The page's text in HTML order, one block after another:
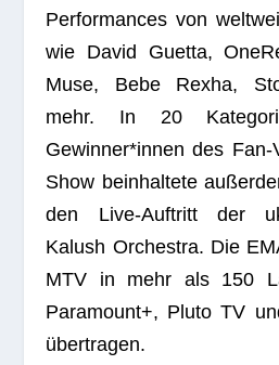
Per­for­man­ces von
wie David Guetta,
Muse, Bebe Rexha,
mehr. In 20
Gewinner*innen des
Show beinhal­tete
den Live-Auf­tritt der
Kalush Orches­tra. Die
MTV in mehr als 150
Para­mount+, Pluto TV
übertragen.